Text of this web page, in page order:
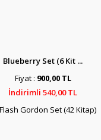
Blueberry Set (6 Kit ...
Fiyat : 900,00 TL
İndirimli 540,00 TL